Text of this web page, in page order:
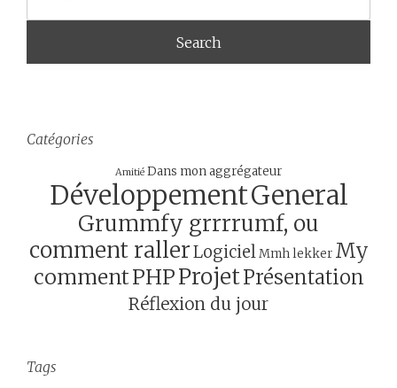
Catégories
Amitié Dans mon aggrégateur
DéveloppementGeneral
Grummfy grrrrumf, ou
comment rallerLogiciel Mmh lekker My
commentPHPProjetPrésentation
Réflexion du jour
Tags